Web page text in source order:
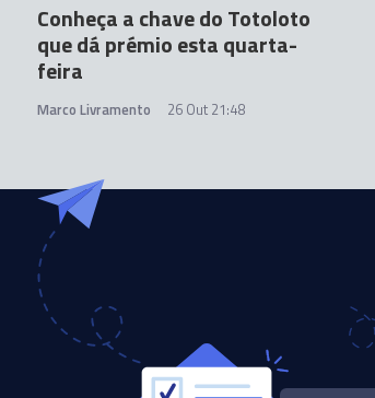
Conheça a chave do Totoloto
que dá prémio esta quarta-
feira
Marco Livramento 26 Out 21:48